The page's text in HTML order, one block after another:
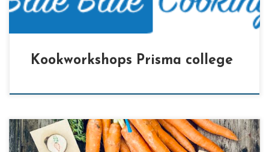
Kookworkshops Prisma college